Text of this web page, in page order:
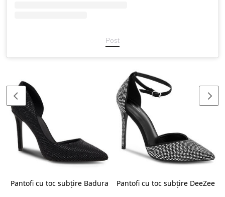
Post
Pantofi cu toc subțire Badura Pantofi cu toc subțire DeeZee